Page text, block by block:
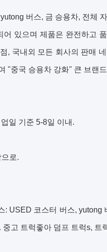
버스, 금 승용차, 전체
있으며 제품은 완전하고
, 국내외 모든 회사의 판매
"중국 승용차 강화" 큰 브랜
일 기준 5-8일 이내.
로.
: USED 코스터 버스,
중고 트럭좋아 덤프 트럭s, 트